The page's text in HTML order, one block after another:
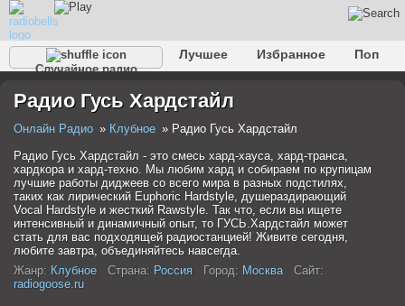
Случайное радио
Лучшее Избранное
Поп
Разговорное
Рэп Транс
Радио Гусь Хардстайл
Онлайн Радио Клубное
Радио Гусь Хардстайл
Радио Гусь Хардстайл - это смесь хард-хауса, хард-транса,
хардкора и хард-техно. Мы любим хард и собираем по крупицам
лучшие работы диджеев со всего мира в разных подстилях,
таких как лирический Euphoric Hardstyle, душераздирающий
Vocal Hardstyle и жесткий Rawstyle. Так что, если вы ищете
интенсивный и динамичный опыт, то ГУСЬ.Хардстайл может
стать для вас подходящей радиостанцией! Живите сегодня,
любите завтра, объединяйтесь навсегда.
Жанр: Клубное Страна: Россия Город: Москва
Сайт:
radiogoose.ru